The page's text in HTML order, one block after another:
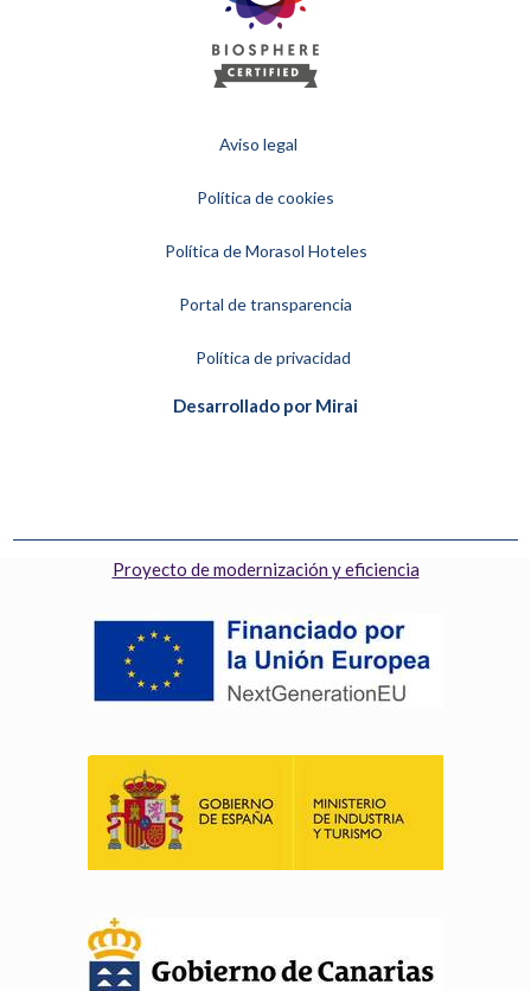
Aviso legal
Política de cookies
Política de Morasol Hoteles
Portal de transparencia
Política de privacidad
Desarrollado por Mirai
Proyecto de modernización y eficiencia